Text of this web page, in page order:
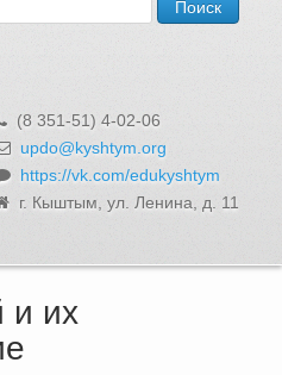
(8 351-51) 4-02-06
updo@kyshtym.org
https://vk.com/edukyshtym
г. Кыштым, ул. Ленина, д. 11
вакансии
реестры и банки данных
нужд
средств
и их